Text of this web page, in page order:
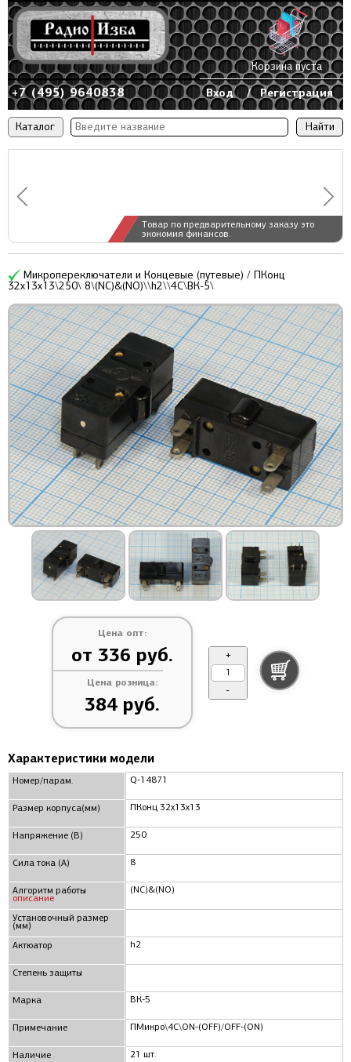
Каталог
Товар по предварительному заказу это
экономия финансов.
+7 (495) 9640838 Вход / Регистрация
Корзина пуста
Микропереключатели и Концевые (путевые) / ПКонц
32x13x13\250\ 8\(NC)&(NO)\\h2\\4C\ВК-5\
Цена опт:
от 336 руб.
Цена розница:
384 руб.
+
-
Характеристики модели
Номер/парам.
Размер корпуса(мм)
Напряжение (В)
Сила тока (А)
Алгоритм работы
описание
Установочный размер
(мм)
Актюатор
Степень защиты
Марка
Примечание
Наличие
Q-14871
ПКонц 32x13x13
250
8
(NC)&(NO)
h2
ВК-5
ПМикро\4C\ON-(OFF)/OFF-(ON)
21 шт.